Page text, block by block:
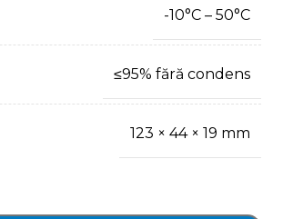
-10°C – 50°C
≤95% fără condens
123 × 44 × 19 mm